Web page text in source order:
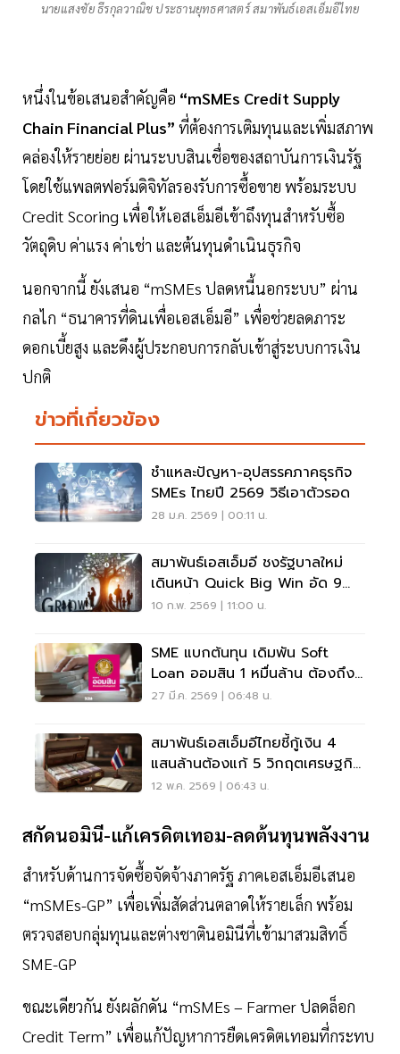
นายแสงชัย ธีรกุลวาณิช ประธานยุทธศาสตร์ สมาพันธ์เอสเอ็มอีไทย
หนึ่งในข้อเสนอสำคัญคือ “mSMEs Credit Supply
Chain Financial Plus” ที่ต้องการเติมทุนและเพิ่มสภาพ
คล่องให้รายย่อย ผ่านระบบสินเชื่อของสถาบันการเงินรัฐ
โดยใช้แพลตฟอร์มดิจิทัลรองรับการซื้อขาย พร้อมระบบ
Credit Scoring เพื่อให้เอสเอ็มอีเข้าถึงทุนสำหรับซื้อ
วัตถุดิบ ค่าแรง ค่าเช่า และต้นทุนดำเนินธุรกิจ
นอกจากนี้ ยังเสนอ “mSMEs ปลดหนี้นอกระบบ” ผ่าน
กลไก “ธนาคารที่ดินเพื่อเอสเอ็มอี” เพื่อช่วยลดภาระ
ดอกเบี้ยสูง และดึงผู้ประกอบการกลับเข้าสู่ระบบการเงิน
ปกติ
ข่าวที่เกี่ยวข้อง
ชำแหละปัญหา-อุปสรรคภาคธุรกิจ
SMEs ไทยปี 2569 วิธีเอาตัวรอด
28 ม.ค. 2569 | 00:11 น.
สมาพันธ์เอสเอ็มอี ชงรัฐบาลใหม่
เดินหน้า Quick Big Win อัด 9
กลไกฟื้นเศรษฐกิจฐานราก
10 ก.พ. 2569 | 11:00 น.
SME แบกต้นทุน เดิมพัน Soft
Loan ออมสิน 1 หมื่นล้าน ต้องถึง
มือรายเล็กจริง
27 มี.ค. 2569 | 06:48 น.
สมาพันธ์เอสเอ็มอีไทยชี้กู้เงิน 4
แสนล้านต้องแก้ 5 วิกฤตเศรษฐกิจ
ไทยยั่งยืน
12 พ.ค. 2569 | 06:43 น.
สกัดนอมินี-แก้เครดิตเทอม-ลดต้นทุนพลังงาน
สำหรับด้านการจัดซื้อจัดจ้างภาครัฐ ภาคเอสเอ็มอีเสนอ
“mSMEs-GP” เพื่อเพิ่มสัดส่วนตลาดให้รายเล็ก พร้อม
ตรวจสอบกลุ่มทุนและต่างชาตินอมินีที่เข้ามาสวมสิทธิ์
SME-GP
ขณะเดียวกัน ยังผลักดัน “mSMEs – Farmer ปลดล็อก
Credit Term” เพื่อแก้ปัญหาการยืดเครดิตเทอมที่กระทบ